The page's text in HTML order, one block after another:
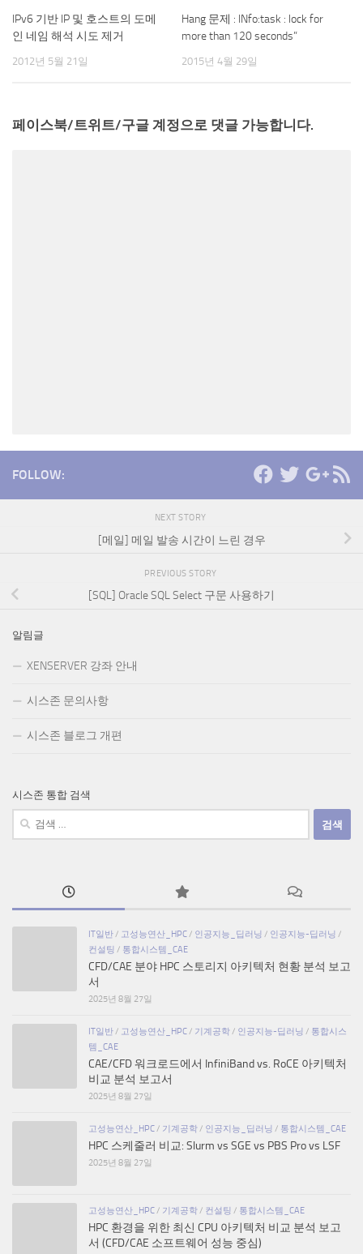
IPv6 기반 IP 및 호스트의 도메
인 네임 해석 시도 제거
2012년 5월 21일
Hang 문제 : INfo:task : lock for
more than 120 seconds”
2015년 4월 29일
페이스북/트위트/구글 계정으로 댓글 가능합니다.
FOLLOW:
NEXT STORY
[메일] 메일 발송 시간이 느린 경우
PREVIOUS STORY
[SQL] Oracle SQL Select 구문 사용하기
알림글
XENSERVER 강좌 안내
시스존 문의사항
시스존 블로그 개편
시스존 통합 검색
검
IT일반/ 고성능연산_HPC/ 인공지능_딥러닝 / 인공지능-딥러닝 /
컨설팅 / 통합시스템_CAE
CFD/CAE 분야 HPC 스토리지 아키텍처 현황 분석 보고
서
2025년 8월 27일
IT일반/ 고성능연산_HPC/ 기계공학/ 인공지능-딥러닝 / 통합시스
템_CAE
CAE/CFD 워크로드에서 InfiniBand vs. RoCE 아키텍처
비교 분석 보고서
2025년 8월 27일
고성능연산_HPC/ 기계공학/ 인공지능_딥러닝 / 통합시스템_CAE
HPC 스케줄러 비교: Slurm vs SGE vs PBS Pro vs LSF
2025년 8월 27일
고성능연산_HPC/ 기계공학/ 컨설팅 / 통합시스템_CAE
HPC 환경을 위한 최신 CPU 아키텍처 비교 분석 보고
서 (CFD/CAE 소프트웨어 성능 중심)